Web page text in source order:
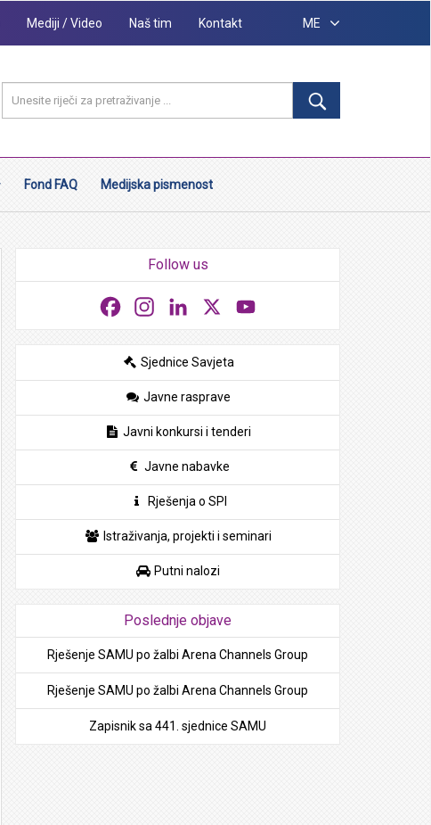
Mediji / Video Naš tim Kontakt ME
Fond FAQ Medijska pismenost
Follow us
FacebookInstagramLinkedIn
Sjednice Savjeta
Javne rasprave
Javni konkursi i tenderi
Javne nabavke
Rješenja o SPI
Istraživanja, projekti i seminari
Putni nalozi
Poslednje objave
Rješenje SAMU po žalbi Arena Channels Group
Rješenje SAMU po žalbi Arena Channels Group
Zapisnik sa 441. sjednice SAMU